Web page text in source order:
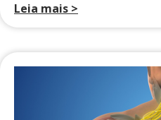
Leia mais >